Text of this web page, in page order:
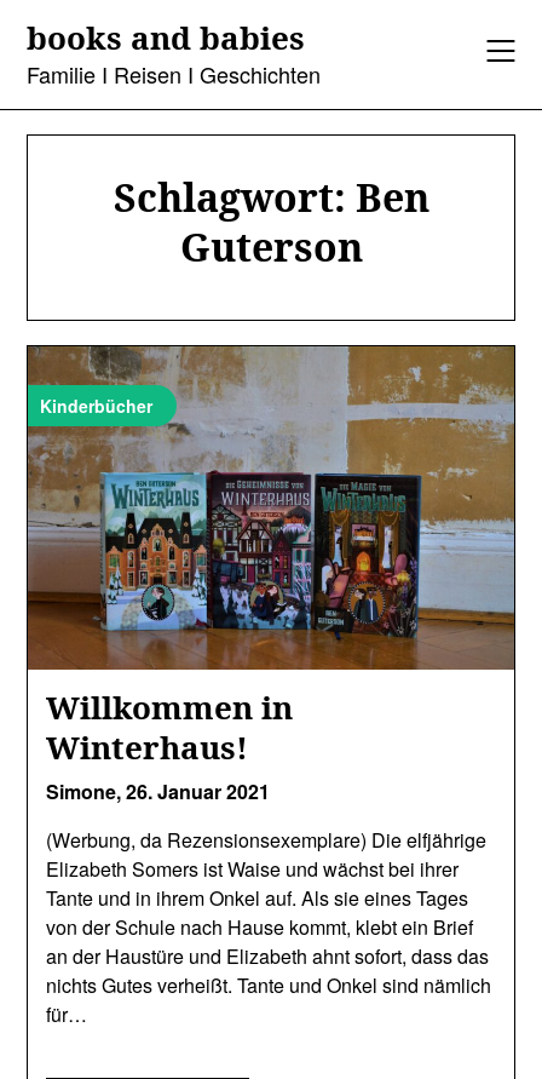
content
books and babies
Familie I Reisen I Geschichten
Schlagwort: Ben
Guterson
Kinderbücher
Willkommen in
Winterhaus!
Simone,26. Januar 2021
(Werbung, da Rezensionsexemplare) Die elfjährige
Elizabeth Somers ist Waise und wächst bei ihrer
Tante und in ihrem Onkel auf. Als sie eines Tages
von der Schule nach Hause kommt, klebt ein Brief
an der Haustüre und Elizabeth ahnt sofort, dass das
nichts Gutes verheißt. Tante und Onkel sind nämlich
für…